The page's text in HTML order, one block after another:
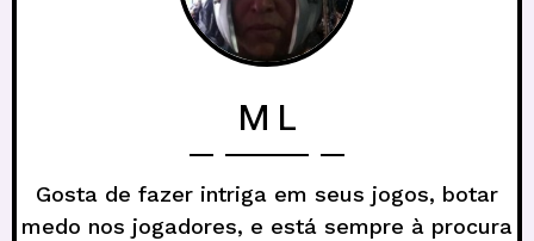
M L
Gosta de fazer intriga em seus jogos, botar
medo nos jogadores, e está sempre à procura